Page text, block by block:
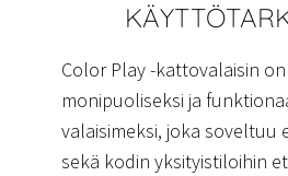
Color Play -kattovalaisin
monipuoliseksi ja
valaisimeksi, joka soveltuu
sekä kodin yksityistiloihin